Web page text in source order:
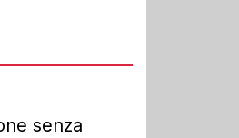
senza